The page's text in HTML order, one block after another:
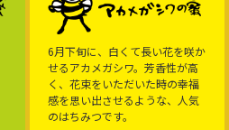
6月下旬に、白くて長い花を咲か
せるアカメガシワ。芳香性が高
く、花束をいただいた時の幸福
感を思い出させるような、人気
のはちみつです。